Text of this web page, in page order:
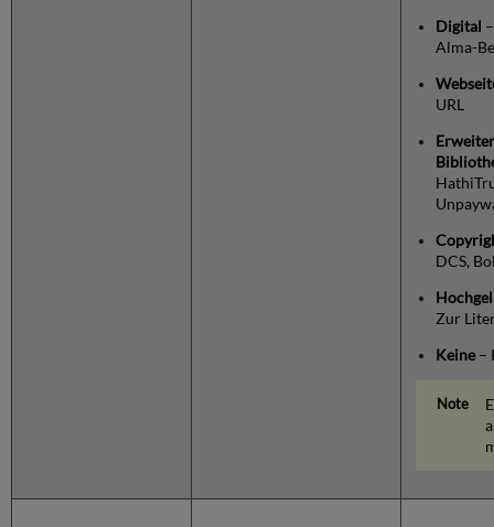
Digital
Alma-
URL
DCS,
Zur
Keine–